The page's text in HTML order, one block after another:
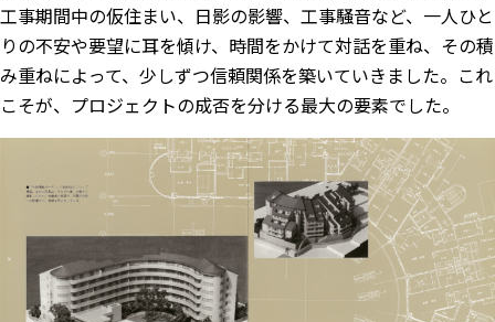
工事期間中の仮住まい、日影の影響、工事騒音など、一人ひと
りの不安や要望に耳を傾け、時間をかけて対話を重ね、その積
み重ねによって、少しずつ信頼関係を築いていきました。これ
こそが、プロジェクトの成否を分ける最大の要素でした。